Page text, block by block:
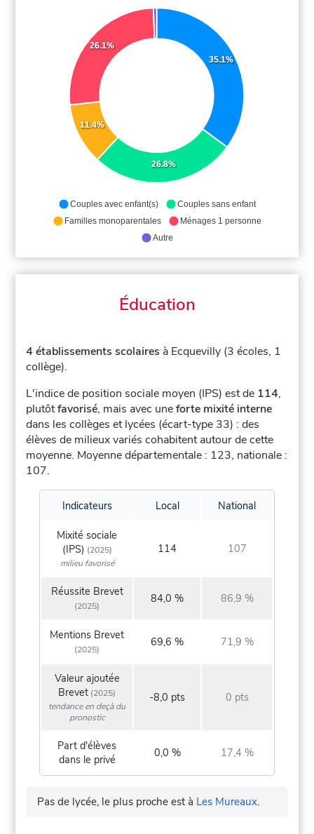
35.1%
26.8%
11.4%
26.1%
Couples avec enfant(s)
Couples sans enfant
Familles monoparentales
Ménages 1 personne
Autre
Éducation
4 établissements scolaires à Ecquevilly (3 écoles, 1
collège).
L'indice de position sociale moyen (IPS) est de 114,
plutôtfavorisé, mais avec uneforte mixité interne
dans les collèges et lycées (écart-type 33) : des
élèves de milieux variés cohabitent autour de cette
moyenne. Moyenne départementale : 123, nationale :
107.
Indicateurs Local National
Mixité sociale
(IPS) (2025)
milieu favorisé
114 107
Réussite Brevet
(2025)
84,0 % 86,9 %
Mentions Brevet
(2025)
69,6 % 71,9 %
Valeur ajoutée
Brevet (2025)
tendance en deçà du
pronostic
-8,0 pts 0 pts
Part d'élèves
dans le privé
0,0 % 17,4 %
Pas de lycée, le plus proche est à Les Mureaux.